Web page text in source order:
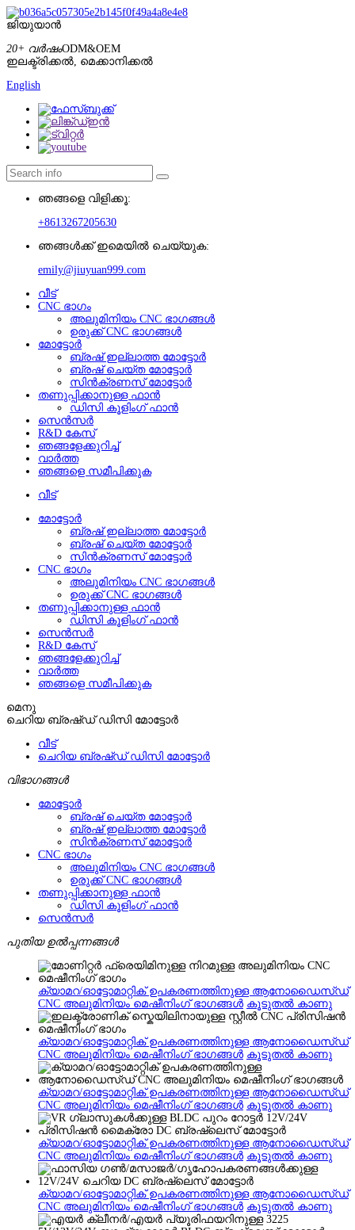
ജിയുയാൻ
20+ വർഷംODM&OEM
ഇലക്ട്രിക്കൽ, മെക്കാനിക്കൽ
English
ഞങ്ങളെ വിളിക്കൂ:
+8613267205630
ഞങ്ങൾക്ക് ഇമെയിൽ ചെയ്യുക:
emily@jiuyuan999.com
വീട്
CNC ഭാഗം
അലുമിനിയം CNC ഭാഗങ്ങൾ
ഉരുക്ക് CNC ഭാഗങ്ങൾ
മോട്ടോർ
ബ്രഷ് ഇല്ലാത്ത മോട്ടോർ
ബ്രഷ് ചെയ്ത മോട്ടോർ
സിൻക്രണസ് മോട്ടോർ
തണുപ്പിക്കാനുള്ള ഫാൻ
ഡിസി കൂളിംഗ് ഫാൻ
സെൻസർ
R&D കേസ്
ഞങ്ങളേക്കുറിച്ച്
വാർത്ത
ഞങ്ങളെ സമീപിക്കുക
വീട്
മോട്ടോർ
ബ്രഷ് ഇല്ലാത്ത മോട്ടോർ
ബ്രഷ് ചെയ്ത മോട്ടോർ
സിൻക്രണസ് മോട്ടോർ
CNC ഭാഗം
അലുമിനിയം CNC ഭാഗങ്ങൾ
ഉരുക്ക് CNC ഭാഗങ്ങൾ
തണുപ്പിക്കാനുള്ള ഫാൻ
ഡിസി കൂളിംഗ് ഫാൻ
സെൻസർ
R&D കേസ്
ഞങ്ങളേക്കുറിച്ച്
വാർത്ത
ഞങ്ങളെ സമീപിക്കുക
മെനു
ചെറിയ ബ്രഷ്ഡ് ഡിസി മോട്ടോർ
വീട്
ചെറിയ ബ്രഷ്ഡ് ഡിസി മോട്ടോർ
വിഭാഗങ്ങൾ
മോട്ടോർ
ബ്രഷ് ചെയ്ത മോട്ടോർ
ബ്രഷ് ഇല്ലാത്ത മോട്ടോർ
സിൻക്രണസ് മോട്ടോർ
CNC ഭാഗം
അലുമിനിയം CNC ഭാഗങ്ങൾ
ഉരുക്ക് CNC ഭാഗങ്ങൾ
തണുപ്പിക്കാനുള്ള ഫാൻ
ഡിസി കൂളിംഗ് ഫാൻ
സെൻസർ
പുതിയ ഉൽപ്പന്നങ്ങൾ
ക്യാമറ/ഓട്ടോമാറ്റിക് ഉപകരണത്തിനുള്ള ആനോഡൈസ്ഡ്
CNC അലുമിനിയം മെഷീനിംഗ് ഭാഗങ്ങൾ കൂടുതൽ കാണു
ക്യാമറ/ഓട്ടോമാറ്റിക് ഉപകരണത്തിനുള്ള ആനോഡൈസ്ഡ്
CNC അലുമിനിയം മെഷീനിംഗ് ഭാഗങ്ങൾ കൂടുതൽ കാണു
ക്യാമറ/ഓട്ടോമാറ്റിക് ഉപകരണത്തിനുള്ള ആനോഡൈസ്ഡ്
CNC അലുമിനിയം മെഷീനിംഗ് ഭാഗങ്ങൾ കൂടുതൽ കാണു
ക്യാമറ/ഓട്ടോമാറ്റിക് ഉപകരണത്തിനുള്ള ആനോഡൈസ്ഡ്
CNC അലുമിനിയം മെഷീനിംഗ് ഭാഗങ്ങൾ കൂടുതൽ കാണു
ക്യാമറ/ഓട്ടോമാറ്റിക് ഉപകരണത്തിനുള്ള ആനോഡൈസ്ഡ്
CNC അലുമിനിയം മെഷീനിംഗ് ഭാഗങ്ങൾ കൂടുതൽ കാണു